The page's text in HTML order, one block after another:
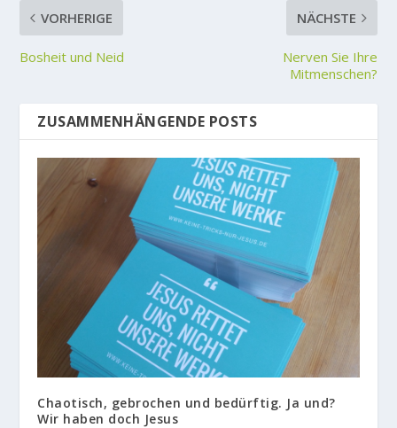
VORHERIGE
Bosheit und Neid
NÄCHSTE
Nerven Sie Ihre
Mitmenschen?
ZUSAMMENHÄNGENDE POSTS
Chaotisch, gebrochen und bedürftig. Ja und?
Wir haben doch Jesus